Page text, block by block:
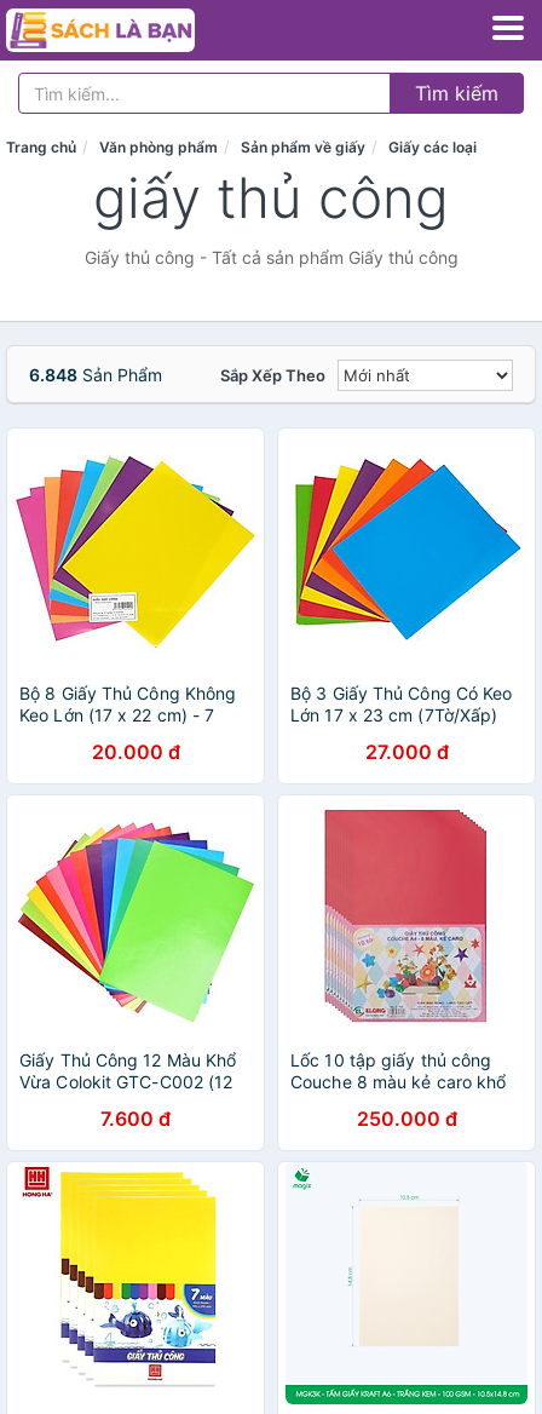
Tìm kiếm
Trang chủ Văn phòng phẩm Sản phẩm về giấy Giấy các loại
giấy thủ công
Giấy thủ công - Tất cả sản phẩm Giấy thủ công
6.848 Sản Phẩm Sắp Xếp Theo
Bộ 8 Giấy Thủ Công Không
Keo Lớn (17 x 22 cm) - 7
20.000 đ
Bộ 3 Giấy Thủ Công Có Keo
Lớn 17 x 23 cm (7Tờ/Xấp)
27.000 đ
Giấy Thủ Công 12 Màu Khổ
Vừa Colokit GTC-C002 (12
7.600 đ
Lốc 10 tập giấy thủ công
Couche 8 màu kẻ caro khổ
250.000 đ